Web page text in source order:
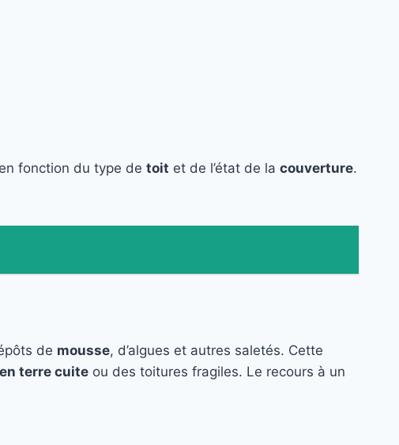
fonction du type de toit et de l’état de la couverture.
de mousse, d’algues et autres saletés. Cette
terre cuite ou des toitures fragiles. Le recours à un